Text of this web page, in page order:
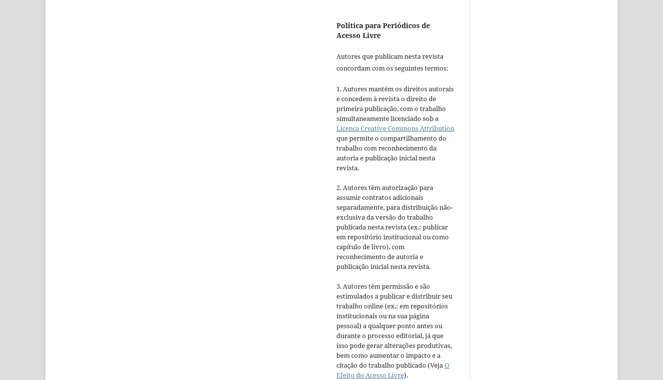
Política para Periódicos de
Acesso Livre
Autores que publicam nesta revista
concordam com os seguintes termos:
1. Autores mantém os direitos autorais
e concedem à revista o direito de
primeira publicação, com o trabalho
simultaneamente licenciado sob a
Licença Creative Commons Attribution
que permite o compartilhamento do
trabalho com reconhecimento da
autoria e publicação inicial nesta
revista.
2. Autores têm autorização para
assumir contratos adicionais
separadamente, para distribuição não-
exclusiva da versão do trabalho
publicada nesta revista (ex.: publicar
em repositório institucional ou como
capítulo de livro), com
reconhecimento de autoria e
publicação inicial nesta revista.
3. Autores têm permissão e são
estimulados a publicar e distribuir seu
trabalho online (ex.: em repositórios
institucionais ou na sua página
pessoal) a qualquer ponto antes ou
durante o processo editorial, já que
isso pode gerar alterações produtivas,
bem como aumentar o impacto e a
citação do trabalho publicado (VejaO
Efeito do Acesso Livre).